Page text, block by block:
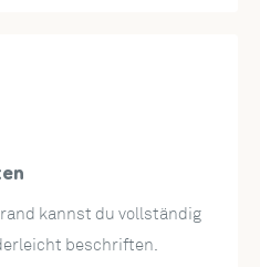
Größe von 12 x 17,5 cm und
Umschlag.
kannst du vollständig
beschriften.